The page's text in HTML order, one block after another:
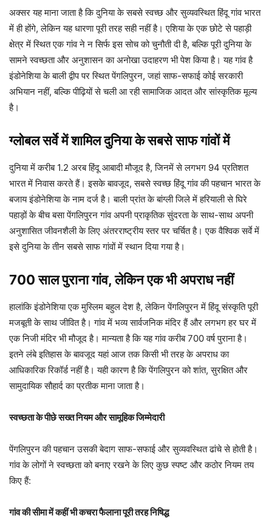
अक्सर यह माना जाता है कि दुनिया के सबसे स्वच्छ और सुव्यवस्थित हिंदू गांव भारत
में ही होंगे, लेकिन यह धारणा पूरी तरह सही नहीं है। एशिया के एक छोटे से पहाड़ी
क्षेत्र में स्थित एक गांव ने न सिर्फ इस सोच को चुनौती दी है, बल्कि पूरी दुनिया के
सामने स्वच्छता और अनुशासन का अनोखा उदाहरण भी पेश किया है। यह गांव है
इंडोनेशिया के बाली द्वीप पर स्थित पेंगलिपुरन, जहां साफ-सफाई कोई सरकारी
अभियान नहीं, बल्कि पीढ़ियों से चली आ रही सामाजिक आदत और सांस्कृतिक मूल्य
है।
ग्लोबल सर्वे में शामिल दुनिया के सबसे साफ गांवों में
दुनिया में करीब 1.2 अरब हिंदू आबादी मौजूद है, जिनमें से लगभग 94 प्रतिशत
भारत में निवास करते हैं। इसके बावजूद, सबसे स्वच्छ हिंदू गांव की पहचान भारत के
बजाय इंडोनेशिया के नाम दर्ज है। बाली प्रांत के बांग्ली जिले में हरियाली से घिरे
पहाड़ों के बीच बसा पेंगलिपुरन गांव अपनी प्राकृतिक सुंदरता के साथ-साथ अपनी
अनुशासित जीवनशैली के लिए अंतरराष्ट्रीय स्तर पर चर्चित है। एक वैश्विक सर्वे में
इसे दुनिया के तीन सबसे साफ गांवों में स्थान दिया गया है।
700 साल पुराना गांव, लेकिन एक भी अपराध नहीं
हालांकि इंडोनेशिया एक मुस्लिम बहुल देश है, लेकिन पेंगलिपुरन में हिंदू संस्कृति पूरी
मजबूती के साथ जीवित है। गांव में भव्य सार्वजनिक मंदिर हैं और लगभग हर घर में
एक निजी मंदिर भी मौजूद है। मान्यता है कि यह गांव करीब 700 वर्ष पुराना है।
इतने लंबे इतिहास के बावजूद यहां आज तक किसी भी तरह के अपराध का
आधिकारिक रिकॉर्ड नहीं है। यही कारण है कि पेंगलिपुरन को शांत, सुरक्षित और
सामुदायिक सौहार्द का प्रतीक माना जाता है।
स्वच्छता के पीछे सख्त नियम और सामूहिक जिम्मेदारी
पेंगलिपुरन की पहचान उसकी बेदाग साफ-सफाई और सुव्यवस्थित ढांचे से होती है।
गांव के लोगों ने स्वच्छता को बनाए रखने के लिए कुछ स्पष्ट और कठोर नियम तय
किए हैं:
गांव की सीमा में कहीं भी कचरा फैलाना पूरी तरह निषिद्ध